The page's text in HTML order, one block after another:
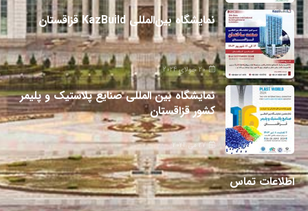
نمایشگاه بین‌المللی KazBuild قزاقستان
20 جولای 2024
نمایشگاه بین المللی صنایع پلاستیک و پلیمر
کشور قزاقستان
27 می 2024
اطلاعات تماس